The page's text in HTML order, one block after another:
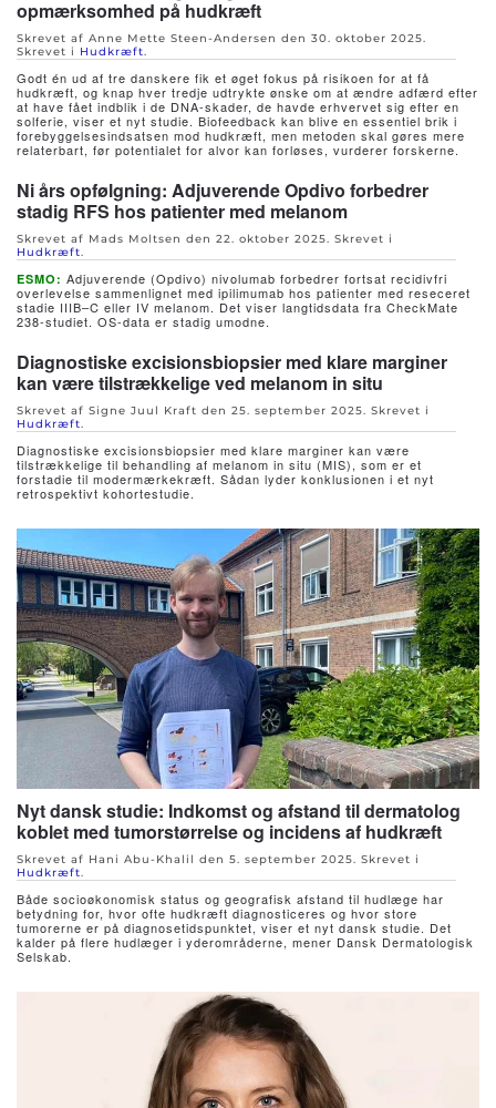
opmærksomhed på hudkræft
Skrevet af Anne Mette Steen-Andersen den 30. oktober 2025.
Skrevet i Hudkræft.
Godt én ud af tre danskere fik et øget fokus på risikoen for at få
hudkræft, og knap hver tredje udtrykte ønske om at ændre adfærd efter
at have fået indblik i de DNA-skader, de havde erhvervet sig efter en
solferie, viser et nyt studie. Biofeedback kan blive en essentiel brik i
forebyggelsesindsatsen mod hudkræft, men metoden skal gøres mere
relaterbart, før potentialet for alvor kan forløses, vurderer forskerne.
Ni års opfølgning: Adjuverende Opdivo forbedrer
stadig RFS hos patienter med melanom
Skrevet af Mads Moltsen den 22. oktober 2025. Skrevet i
Hudkræft.
ESMO: Adjuverende (Opdivo) nivolumab forbedrer fortsat recidivfri
overlevelse sammenlignet med ipilimumab hos patienter med reseceret
stadie IIIB–C eller IV melanom. Det viser langtidsdata fra CheckMate
238-studiet. OS-data er stadig umodne.
Diagnostiske excisionsbiopsier med klare marginer
kan være tilstrækkelige ved melanom in situ
Skrevet af Signe Juul Kraft den 25. september 2025. Skrevet i
Hudkræft.
Diagnostiske excisionsbiopsier med klare marginer kan være
tilstrækkelige til behandling af melanom in situ (MIS), som er et
forstadie til modermærkekræft. Sådan lyder konklusionen i et nyt
retrospektivt kohortestudie.
Nyt dansk studie: Indkomst og afstand til dermatolog
koblet med tumorstørrelse og incidens af hudkræft
Skrevet af Hani Abu-Khalil den 5. september 2025. Skrevet i
Hudkræft.
Både socioøkonomisk status og geografisk afstand til hudlæge har
betydning for, hvor ofte hudkræft diagnosticeres og hvor store
tumorerne er på diagnosetidspunktet, viser et nyt dansk studie. Det
kalder på flere hudlæger i yderområderne, mener Dansk Dermatologisk
Selskab.